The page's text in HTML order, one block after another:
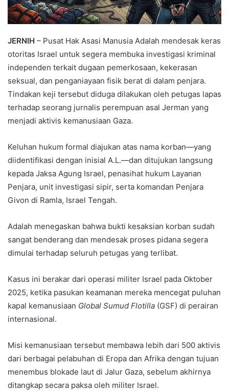
JERNIH – Pusat Hak Asasi Manusia Adalah mendesak keras
otoritas Israel untuk segera membuka investigasi kriminal
independen terkait dugaan pemerkosaan, kekerasan
seksual, dan penganiayaan fisik berat di dalam penjara.
Tindakan keji tersebut diduga dilakukan oleh petugas lapas
terhadap seorang jurnalis perempuan asal Jerman yang
menjadi aktivis kemanusiaan Gaza.
Keluhan hukum formal diajukan atas nama korban—yang
diidentifikasi dengan inisial A.L.—dan ditujukan langsung
kepada Jaksa Agung Israel, penasihat hukum Layanan
Penjara, unit investigasi sipir, serta komandan Penjara
Givon di Ramla, Israel Tengah.
Adalah menegaskan bahwa bukti kesaksian korban sudah
sangat benderang dan mendesak proses pidana segera
dimulai terhadap seluruh petugas yang terlibat.
Kasus ini berakar dari operasi militer Israel pada Oktober
2025, ketika pasukan keamanan mereka mencegat puluhan
kapal kemanusiaan Global Sumud Flotilla (GSF) di perairan
internasional.
Misi kemanusiaan tersebut membawa lebih dari 500 aktivis
dari berbagai pelabuhan di Eropa dan Afrika dengan tujuan
menembus blokade laut di Jalur Gaza, sebelum akhirnya
ditangkap secara paksa oleh militer Israel.